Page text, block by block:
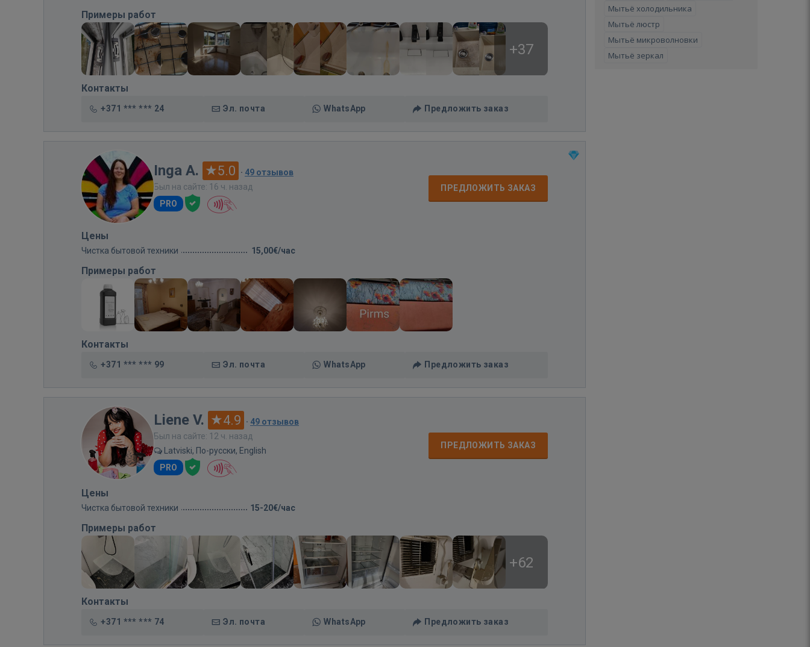
Примеры работ
+37
Контакты
+371 *** *** 24 Эл. почта WhatsApp Предложить заказ
Inga A. 5.0 · 49 отзывов
Был на сайте: 16 ч. назад
PRO
ПРЕДЛОЖИТЬ ЗАКАЗ
Цены
Чистка бытовой техники 15,00€/час
Примеры работ
Контакты
+371 *** *** 99 Эл. почта WhatsApp Предложить заказ
Liene V. 4.9 · 49 отзывов
Был на сайте: 12 ч. назад
Latviski, По-русски, English
PRO
ПРЕДЛОЖИТЬ ЗАКАЗ
Цены
Чистка бытовой техники 15-20€/час
Примеры работ
+62
Контакты
+371 *** *** 74 Эл. почта WhatsApp Предложить заказ
Мытьё холодильника
Мытьё люстр
Мытьё микроволновки
Мытьё зеркал